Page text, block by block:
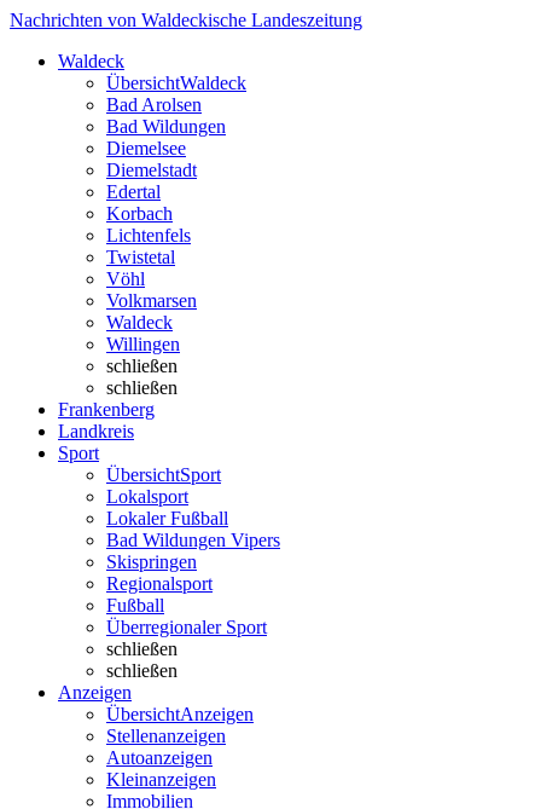
Nachrichten von Waldeckische Landeszeitung
Waldeck
ÜbersichtWaldeck
Bad Arolsen
Bad Wildungen
Diemelsee
Diemelstadt
Edertal
Korbach
Lichtenfels
Twistetal
Vöhl
Volkmarsen
Waldeck
Willingen
schließen
schließen
Frankenberg
Landkreis
Sport
ÜbersichtSport
Lokalsport
Lokaler Fußball
Bad Wildungen Vipers
Skispringen
Regionalsport
Fußball
Überregionaler Sport
schließen
schließen
Anzeigen
ÜbersichtAnzeigen
Stellenanzeigen
Autoanzeigen
Kleinanzeigen
Immobilien